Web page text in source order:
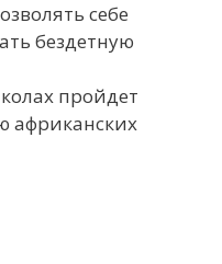
себе
бездетную
пройдет
африканских